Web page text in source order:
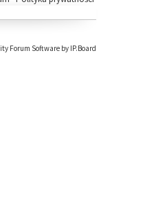
Forum Software by IP.Board